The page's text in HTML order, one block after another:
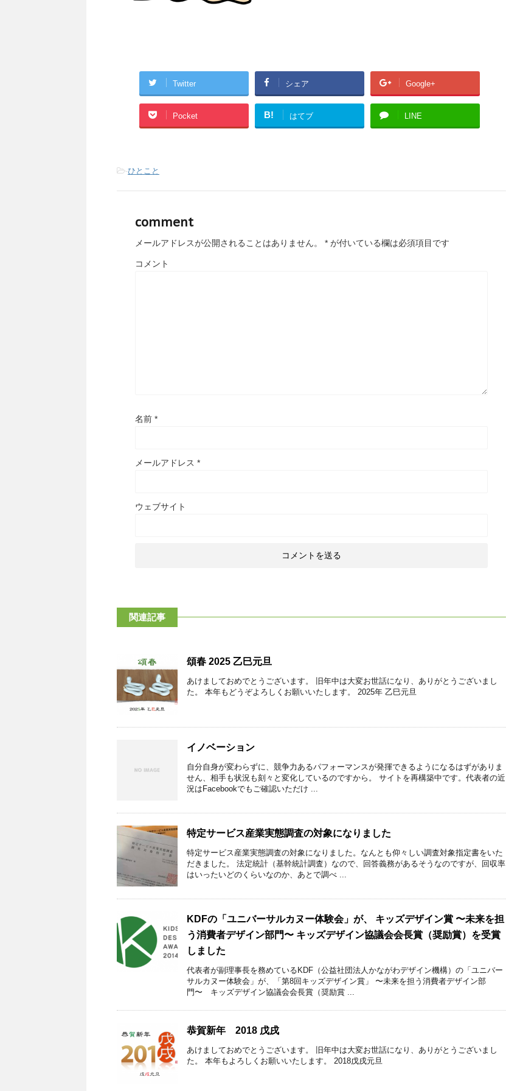
Twitter シェア Google+
Pocket B! はてブ LINE
-ひとこと
comment
メールアドレスが公開されることはありません。 * が付いている欄は必須項目です
コメント
名前 *
メールアドレス *
ウェブサイト
関連記事
頌春 2025 乙巳元旦
あけましておめでとうございます。 旧年中は大変お世話になり、ありがとうございまし
た。 本年もどうぞよろしくお願いいたします。 2025年 乙巳元旦
イノベーション
自分自身が変わらずに、競争力あるパフォーマンスが発揮できるようになるはずがありま
せん、相手も状況も刻々と変化しているのですから。 サイトを再構築中です。代表者の近
況はFacebookでもご確認いただけ ...
特定サービス産業実態調査の対象になりました
特定サービス産業実態調査の対象になりました。なんとも仰々しい調査対象指定書をいた
だきました。 法定統計（基幹統計調査）なので、回答義務があるそうなのですが、回収率
はいったいどのくらいなのか、あとで調べ ...
KDFの「ユニバーサルカヌー体験会」が、 キッズデザイン賞 〜未来を担
う消費者デザイン部門〜 キッズデザイン協議会会長賞（奨励賞）を受賞
しました
代表者が副理事長を務めているKDF（公益社団法人かながわデザイン機構）の「ユニバー
サルカヌー体験会」が、「第8回キッズデザイン賞」 〜未来を担う消費者デザイン部
門〜 キッズデザイン協議会会長賞（奨励賞 ...
恭賀新年 2018 戊戌
あけましておめでとうございます。 旧年中は大変お世話になり、ありがとうございまし
た。 本年もよろしくお願いいたします。 2018戊戌元旦